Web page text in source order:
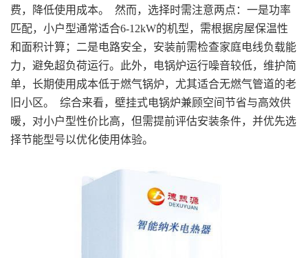
费，降低使用成本。 然而，选择时需注意两点：一是功率
匹配，小户型通常适合6-12kW的机型，需根据房屋保温性
和面积计算；二是电路安全，安装前需检查家庭电线负载能
力，避免超负荷运行。此外，电锅炉运行噪音较低，维护简
单，长期使用成本低于燃气锅炉，尤其适合无燃气管道的老
旧小区。 综合来看，壁挂式电锅炉兼顾空间节省与高效供
暖，对小户型性价比高，但需提前评估安装条件，并优先选
择节能型号以优化使用体验。